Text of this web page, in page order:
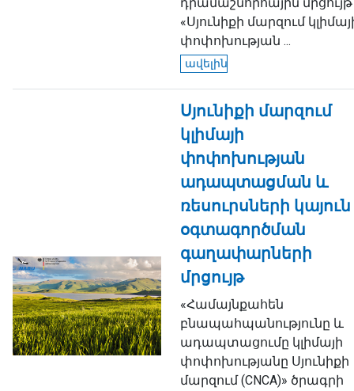
«Սյունիքի մարզում
փոփոխության ...
ավելին
Սյունիքի մարզում
կլիմայի
փոփոխության
ադապտացման և
ռեսուրսների կայուն
օգտագործման
գաղափարների
մրցույթ
«Համայնքահեն
բնապահպանությունը և
ադապտացումը կլիմայի
փոփոխությանը Սյունիքի
մարզում (CNCA)» ծրագրի